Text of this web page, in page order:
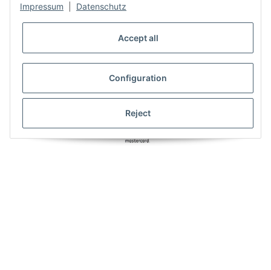
Impressum Datenschutz
Accept all
Configuration
Reject